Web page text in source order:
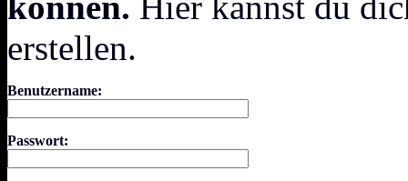
erstellen.
Benutzername:
Passwort: